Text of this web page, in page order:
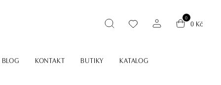
0
0 Kč
BLOG KONTAKT BUTIKY KATALOG